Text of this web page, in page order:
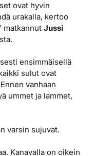
ovat hyvin
urakalla, kertoo
matkannut Jussi
ensimmäisellä
sulut ovat
vanhaan
ummet ja lammet,
varsin sujuvat.
Kanavalla on oikein